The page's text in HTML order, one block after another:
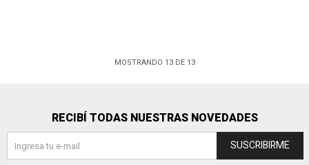
MOSTRANDO 13DE 13
RECIBÍ TODAS NUESTRAS NOVEDADES
SUSCRIBIRME